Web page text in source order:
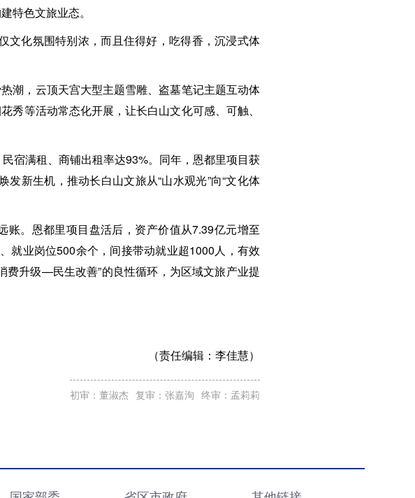
特色文旅业态。
文化氛围特别浓，而且住得好，吃得香，沉浸式体
潮，云顶天宫大型主题雪雕、盗墓笔记主题互动体
等活动常态化开展，让长白山文化可感、可触、
宿满租、商铺出租率达93%。同年，恩都里项目获
发新生机，推动长白山文旅从“山水观光”向“文化体
。恩都里项目盘活后，资产价值从7.39亿元增至
就业岗位500余个，间接带动就业超1000人，有效
升级—民生改善”的良性循环，为区域文旅产业提
（责任编辑： 李佳慧）
初审：董淑杰 复审：张嘉洵 终审：孟莉莉